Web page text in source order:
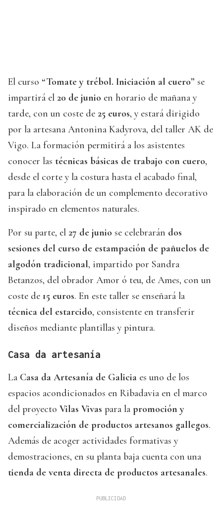
El curso “Tomate y trébol. Iniciación al cuero” se
impartirá el 20 de junio en horario de mañana y
tarde, con un coste de 25 euros, y estará dirigido
por la artesana Antonina Kadyrova, del taller AK de
Vigo. La formación permitirá a los asistentes
conocer las técnicas básicas de trabajo con cuero,
desde el corte y la costura hasta el acabado final,
para la elaboración de un complemento decorativo
inspirado en elementos naturales.
Por su parte, el 27 de junio se celebrarán dos
sesiones del curso de estampación de pañuelos de
algodón tradicional, impartido por Sandra
Betanzos, del obrador Amor ó teu, de Ames, con un
coste de 15 euros. En este taller se enseñará la
técnica del estarcido, consistente en transferir
diseños mediante plantillas y pintura.
Casa da artesanía
La Casa da Artesanía de Galicia es uno de los
espacios acondicionados en Ribadavia en el marco
del proyecto Vilas Vivas para la promoción y
comercialización de productos artesanos gallegos.
Además de acoger actividades formativas y
demostraciones, en su planta baja cuenta con una
tienda de venta directa de productos artesanales.